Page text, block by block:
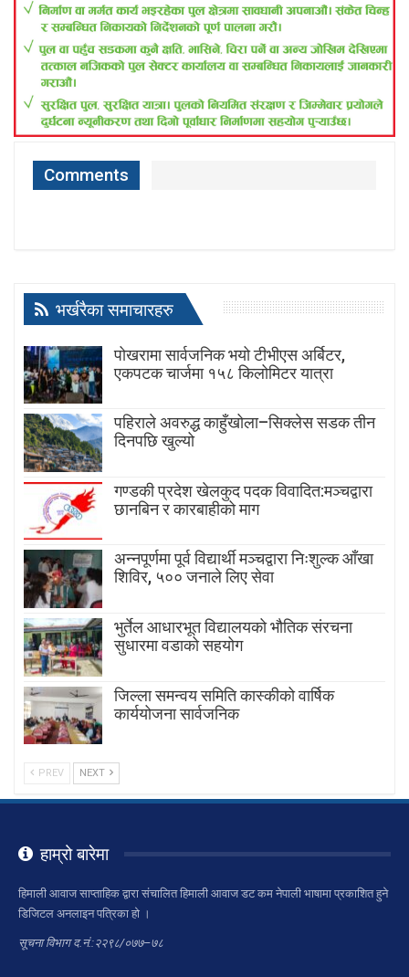
Comments
भर्खरैका समाचारहरु
पोखरामा सार्वजनिक भयो टीभीएस अर्बिटर,
एकपटक चार्जमा १५८ किलोमिटर यात्रा
पहिराले अवरुद्ध काहुँखोला–सिक्लेस सडक तीन
दिनपछि खुल्यो
गण्डकी प्रदेश खेलकुद पदक विवादित:मञ्चद्वारा
छानबिन र कारबाहीको माग
अन्नपूर्णमा पूर्व विद्यार्थी मञ्चद्वारा निःशुल्क आँखा
शिविर, ५०० जनाले लिए सेवा
भुर्तेल आधारभूत विद्यालयको भौतिक संरचना
सुधारमा वडाको सहयोग
जिल्ला समन्वय समिति कास्कीको वार्षिक
कार्ययोजना सार्वजनिक
PREV NEXT
हाम्रो बारेमा
हिमाली आवाज साप्ताहिक द्वारा संचालित हिमाली आवाज डट कम नेपाली भाषामा प्रकाशित हुने
डिजिटल अनलाइन पत्रिका हो ।
सूचना विभाग द.नं.:२२९८/०७७–७८